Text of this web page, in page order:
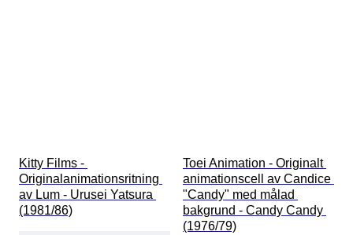
Kitty Films -
Originalanimationsritning
av Lum - Urusei Yatsura
(1981/86)
Toei Animation - Originalt
animationscell av Candice
"Candy" med målad
bakgrund - Candy Candy
(1976/79)